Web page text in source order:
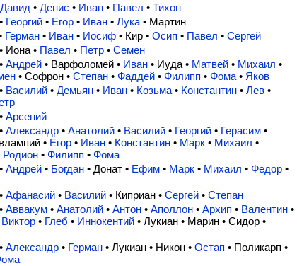
Давид • Денис • Иван• Павел • Тихон
Георгий• Егор• Иван• Лука• Мартин
Герман• Иван• Иосиф• Кир • Осип • Павел • Сергей
Иона • Павел • Петр• Семен
Андрей• Варфоломей • Иван• Иуда • Матвей• Михаил •
• Софрон • Степан• Фаддей• Филипп • Фома• Яков
Василий• Демьян• Иван• Козьма • Константин• Лев•
Арсений
Александр• Анатолий• Василий• Георгий• Герасим•
• Егор• Иван• Константин• Марк• Михаил •
Родион• Филипп • Фома
Андрей• Богдан • Донат • Ефим• Марк• Михаил • Федор•
Афанасий• Василий• Киприан • Сергей• Степан
Аввакум• Анатолий• Антон• Аполлон• Архип • Валентин•
Виктор• Глеб • Иннокентий• Лукиан • Марин • Сидор •
Александр• Герман• Лукиан • Никон • Остап • Поликарп •